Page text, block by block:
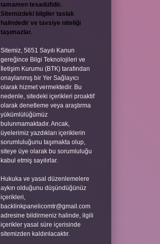
tamamen tesadüfidir.
Sitemizdeki bilgiler taslak
halindedir ve tavsiye niteliği
taşımazlar.
Sitemiz, 5651 Sayılı Kanun
gereğince Bilgi Teknolojileri ve
İletişim Kurumu (BTK) tarafından
onaylanmış bir Yer Sağlayıcı
olarak hizmet vermektedir. Bu
nedenle, sitedeki içerikleri proaktif
olarak denetleme veya araştırma
yükümlülüğümüz
bulunmamaktadır. Ancak,
üyelerimiz yazdıkları içeriklerin
sorumluluğunu taşımakta olup,
siteye üye olarak bu sorumluluğu
kabul etmiş sayılırlar.
Hukuka ve yasal düzenlemelere
aykırı olduğunu düşündüğünüz
içerikleri,
backlinkpanelicomtr@gmail.com
adresine bildirmeniz halinde, ilgili
içerikler yasal süre içerisinde
sitemizden kaldırılacaktır.